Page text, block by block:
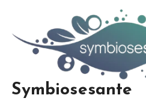
Symbiosesante